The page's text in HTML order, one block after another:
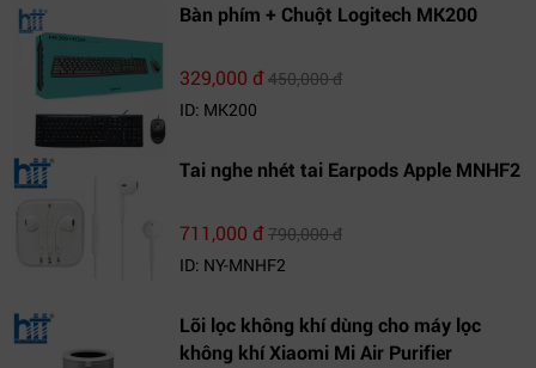
Bàn phím + Chuột Logitech MK200
329,000 đ450,000 đ
ID: MK200
Tai nghe nhét tai Earpods Apple MNHF2
711,000 đ790,000 đ
ID: NY-MNHF2
Lõi lọc không khí dùng cho máy lọc
không khí Xiaomi Mi Air Purifier